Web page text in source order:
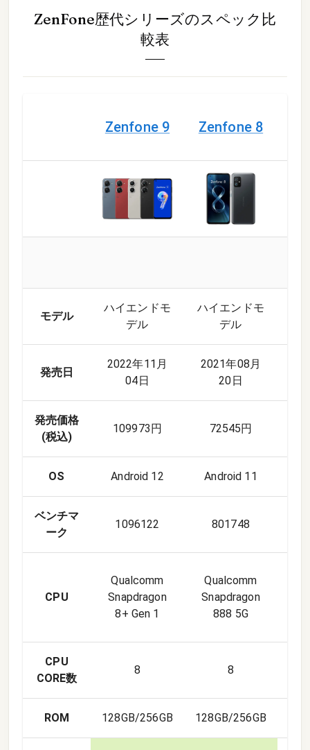
ZenFone歴代シリーズのスペック比
較表
Zenfone 9 Zenfone 8
モデル
ハイエンドモ
デル
ハイエンドモ
デル
発売日
2022年11月
04日
2021年08月
20日
発売価格
(税込)
109973円 72545円
OS Android 12 Android 11
ベンチマ
ーク
1096122 801748
CPU
Qualcomm
Snapdragon
8+ Gen 1
Qualcomm
Snapdragon
888 5G
CPU
CORE数
8 8
ROM 128GB/256GB 128GB/256GB